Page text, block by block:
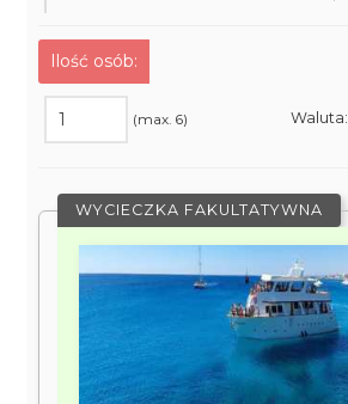
Ilość osób:
(max. 6) Waluta:
WYCIECZKA FAKULTATYWNA